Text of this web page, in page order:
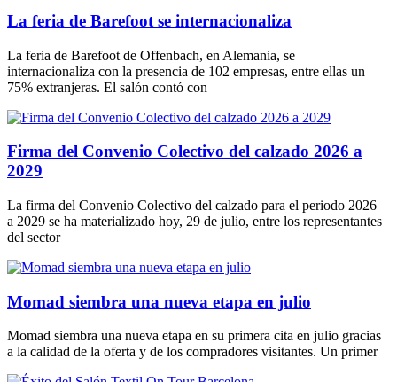
La feria de Barefoot se internacionaliza
La feria de Barefoot de Offenbach, en Alemania, se
internacionaliza con la presencia de 102 empresas, entre ellas un
75% extranjeras. El salón contó con
Firma del Convenio Colectivo del calzado 2026 a
2029
La firma del Convenio Colectivo del calzado para el periodo 2026
a 2029 se ha materializado hoy, 29 de julio, entre los representantes
del sector
Momad siembra una nueva etapa en julio
Momad siembra una nueva etapa en su primera cita en julio gracias
a la calidad de la oferta y de los compradores visitantes. Un primer